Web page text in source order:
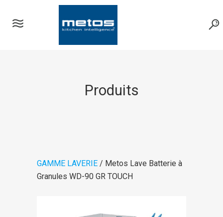
Produits
GAMME LAVERIE / Metos Lave Batterie à
Granules WD-90 GR TOUCH